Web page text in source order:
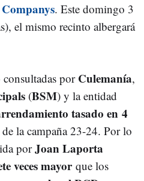
. Este domingo 3
el mismo recinto albergará
por Culemanía,
(BSM) y la entidad
tasado en 4
la campaña 23-24. Por lo
porJoan Laporta
veces mayorque los